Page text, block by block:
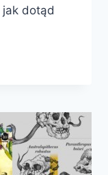
jak dotąd